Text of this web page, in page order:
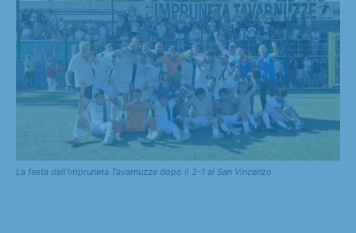
La festa dell'Impruneta Tavarnuzze dopo il 3-1 al San Vincenzo